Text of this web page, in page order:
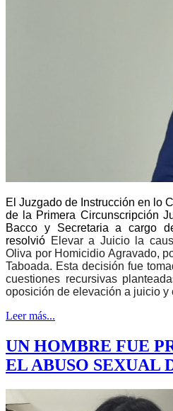
El Juzgado de Instrucción en lo
de la Primera Circunscripción
Bacco y Secretaria a cargo
resolvió Elevar a Juicio la
Oliva por Homicidio Agravado,
Taboada. Esta decisión fue
cuestiones recursivas
oposición de elevación a juicio y
Leer más...
UN HOMBRE FUE
EL ABUSO SEXUAL